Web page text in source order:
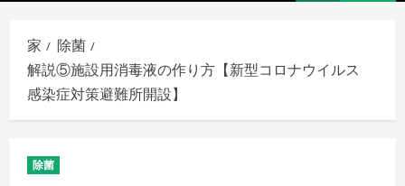
イ
マ
リ
メ
ニ
ー
家
除菌
解説⑤施設用消毒液の作り方【新型コロナウイルス
感染症対策避難所開設】
除菌